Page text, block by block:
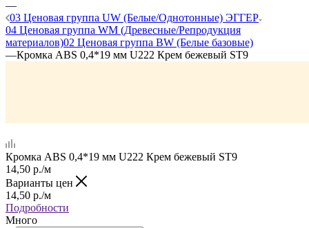
—
03 Ценовая группа UW (Белые/Однотонные) ЭГГЕР
04 Ценовая группа WM (Древесные/Репродукция
материалов)02 Ценовая группа BW (Белые базовые)
—Кромка ABS 0,4*19 мм U222 Крем бежевый ST9
Кромка ABS 0,4*19 мм U222 Крем бежевый ST9
14,50 р./м
Варианты цен
14,50 р./м
Подробности
Много